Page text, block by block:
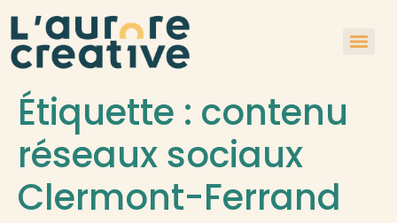
Étiquette : contenu
réseaux sociaux
Clermont-Ferrand